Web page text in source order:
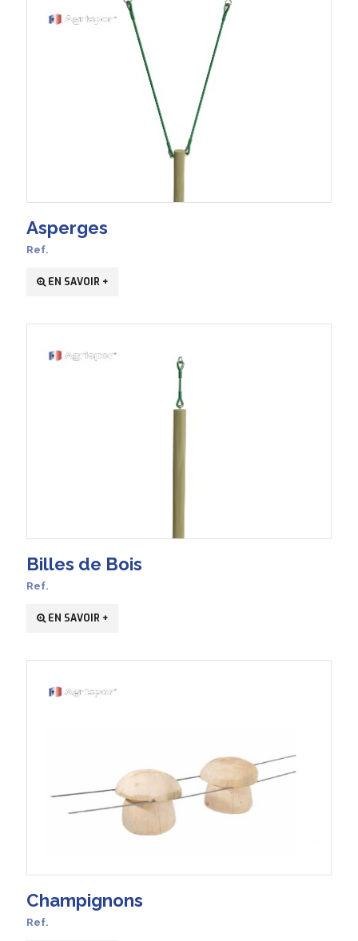
Asperges
Ref.
EN SAVOIR +
Billes de Bois
Ref.
EN SAVOIR +
Champignons
Ref.